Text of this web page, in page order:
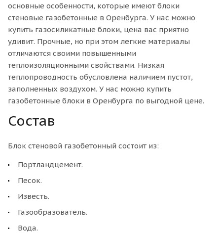
основные особенности, которые имеют блоки
стеновые газобетонные в Оренбурга. У нас можно
купить газосиликатные блоки, цена вас приятно
удивит. Прочные, но при этом легкие материалы
отличаются своими повышенными
теплоизоляционными свойствами. Низкая
теплопроводность обусловлена наличием пустот,
заполненных воздухом. У нас можно купить
газобетонные блоки в Оренбурга по выгодной цене.
Состав
Блок стеновой газобетонный состоит из:
Портландцемент.
Песок.
Известь.
Газообразователь.
Вода.